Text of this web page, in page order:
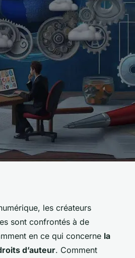
pour une
des droits
les industries
les créateurs
sont confrontés à de
en ce qui concerne la
d’auteur. Comment